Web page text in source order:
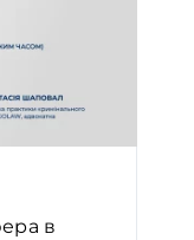
в